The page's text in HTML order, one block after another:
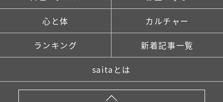
心と体 カルチャー
ランキング 新着記事一覧
saitaとは